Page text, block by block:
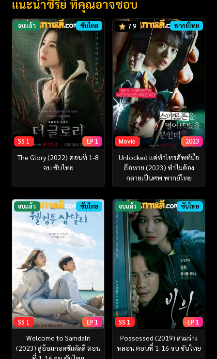
แนะนำซีรี่ย์ ที่คุณอาจชอบ
จบแล้ว ซับไทย
SS 1 EP 1
The Glory (2022) ตอนที่ 1-8
จบ ซับไทย
7.9 พากย์ไทย
Movie 2023
Unlocked แค่ทำโทรศัพท์มือ
ถือหาย (2023) ทำไมต้อง
กลายเป็นศพ พากย์ไทย
จบแล้ว ซับไทย
SS 1 EP 1
Welcome to Samdalri
(2023) สู่อ้อมกอดซัมดัลลี ตอน
จบแล้ว ซับไทย
SS 1 EP 1
Possessed (2019) สวมร่าง
หลอน ตอนที่ 1-16 จบ ซับไทย